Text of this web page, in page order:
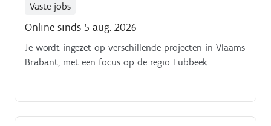
Vaste jobs
Online sinds 5 aug. 2026
Je wordt ingezet op verschillende projecten in Vlaams
Brabant, met een focus op de regio Lubbeek.